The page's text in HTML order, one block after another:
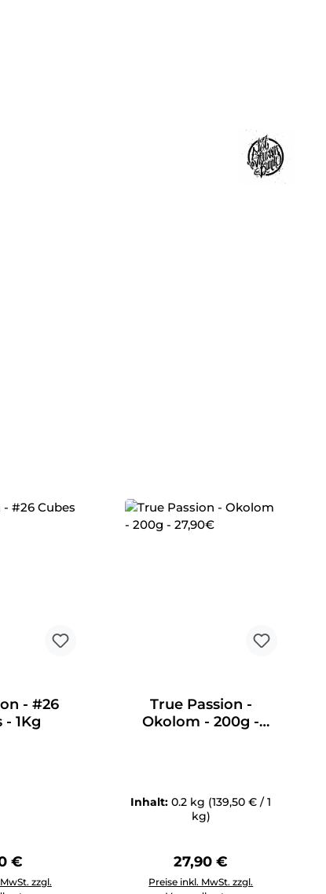
- #26
- 1Kg
Preis:
€
zzgl.
Gib den gewünschten Wert ein oder benutze die
True Passion -
Okolom - 200g -
Inhalt:0.2 kg (139,50 € / 1
kg)
Regulärer Preis:
27,90 €
Preise inkl. MwSt. zzgl.
Produkt Anzahl: Gib den